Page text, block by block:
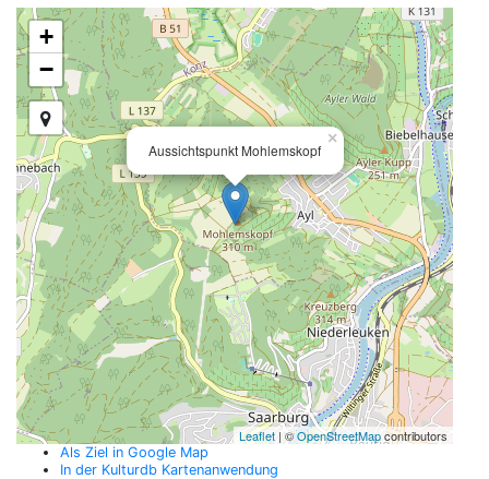
Aussichtspunkt Mohlemskopf
×
+
−
Leaflet | ©OpenStreetMapcontributors
Als Ziel in Google Map
In der Kulturdb Kartenanwendung